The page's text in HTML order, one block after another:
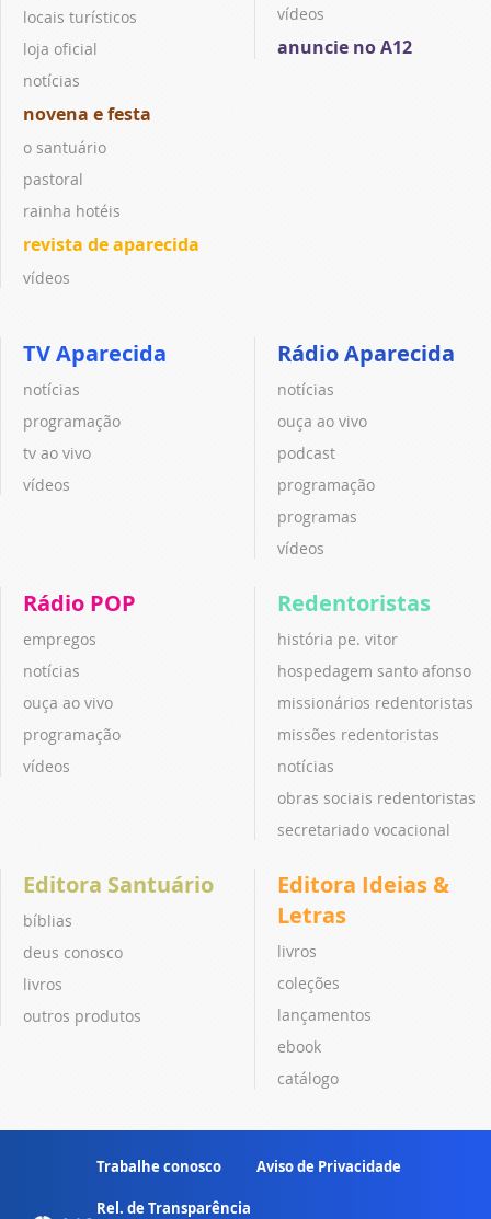
locais turísticos
loja oficial
notícias
novena e festa
o santuário
pastoral
rainha hotéis
revista de aparecida
vídeos
vídeos
anuncie no A12
TV Aparecida
notícias
programação
tv ao vivo
vídeos
Rádio Aparecida
notícias
ouça ao vivo
podcast
programação
programas
vídeos
Rádio POP
empregos
notícias
ouça ao vivo
programação
vídeos
Redentoristas
história pe. vitor
hospedagem santo afonso
missionários redentoristas
missões redentoristas
notícias
obras sociais redentoristas
secretariado vocacional
Editora Santuário
bíblias
deus conosco
livros
outros produtos
Editora Ideias &
Letras
livros
coleções
lançamentos
ebook
catálogo
Trabalhe conosco Aviso de Privacidade
Rel. de Transparência